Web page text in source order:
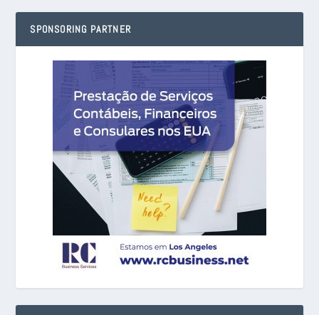
SPONSORING PARTNER